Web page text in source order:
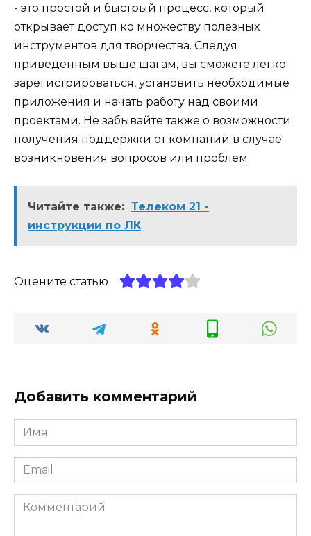
- это простой и быстрый процесс, который
открывает доступ ко множеству полезных
инструментов для творчества. Следуя
приведенным выше шагам, вы сможете легко
зарегистрироваться, установить необходимые
приложения и начать работу над своими
проектами. Не забывайте также о возможности
получения поддержки от компании в случае
возникновения вопросов или проблем.
Читайте также: Телеком 21 -
инструкции по ЛК
Оцените статью
Добавить комментарий
Имя
*
Email
*
Комментарий